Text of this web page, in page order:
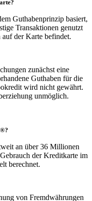
Guthabenprinzip basiert,
Transaktionen genutzt
der Karte befindet.
zunächst eine
Guthaben für die
wird nicht gewährt.
unmöglich.
an über 36 Millionen
der Kreditkarte im
berechnet.
von Fremdwährungen